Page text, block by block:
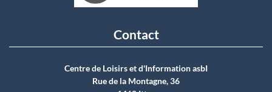
Contact
Centre de Loisirs et d'Information asbI
Rue de la Montagne, 36